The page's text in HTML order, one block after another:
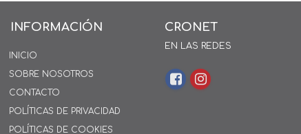
INFORMACIÓN
INICIO
SOBRE NOSOTROS
CONTACTO
POLÍTICAS DE PRIVACIDAD
POLÍTICAS DE COOKIES
CRONET
EN LAS REDES